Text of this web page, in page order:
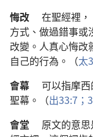
悔改
在聖經裡
方式 、 做過錯事或
改變 。 人真心悔改
自己的行為 。（太
會幕
可以指摩西
聖幕 。（出33:7；
會堂
原文的意思